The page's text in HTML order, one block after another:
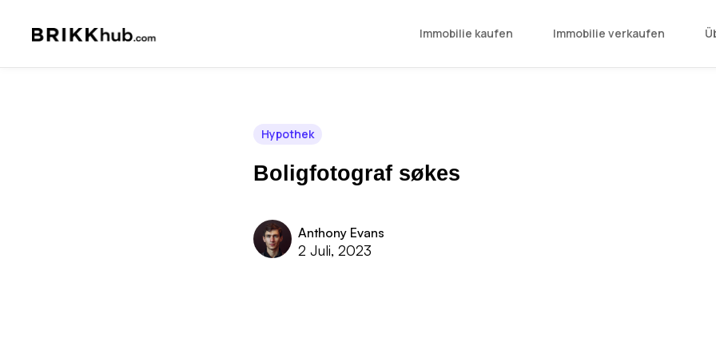
Immobilie kaufen Immobilie verkaufen
Hypothek
Boligfotograf søkes
Anthony Evans
2 Juli, 2023